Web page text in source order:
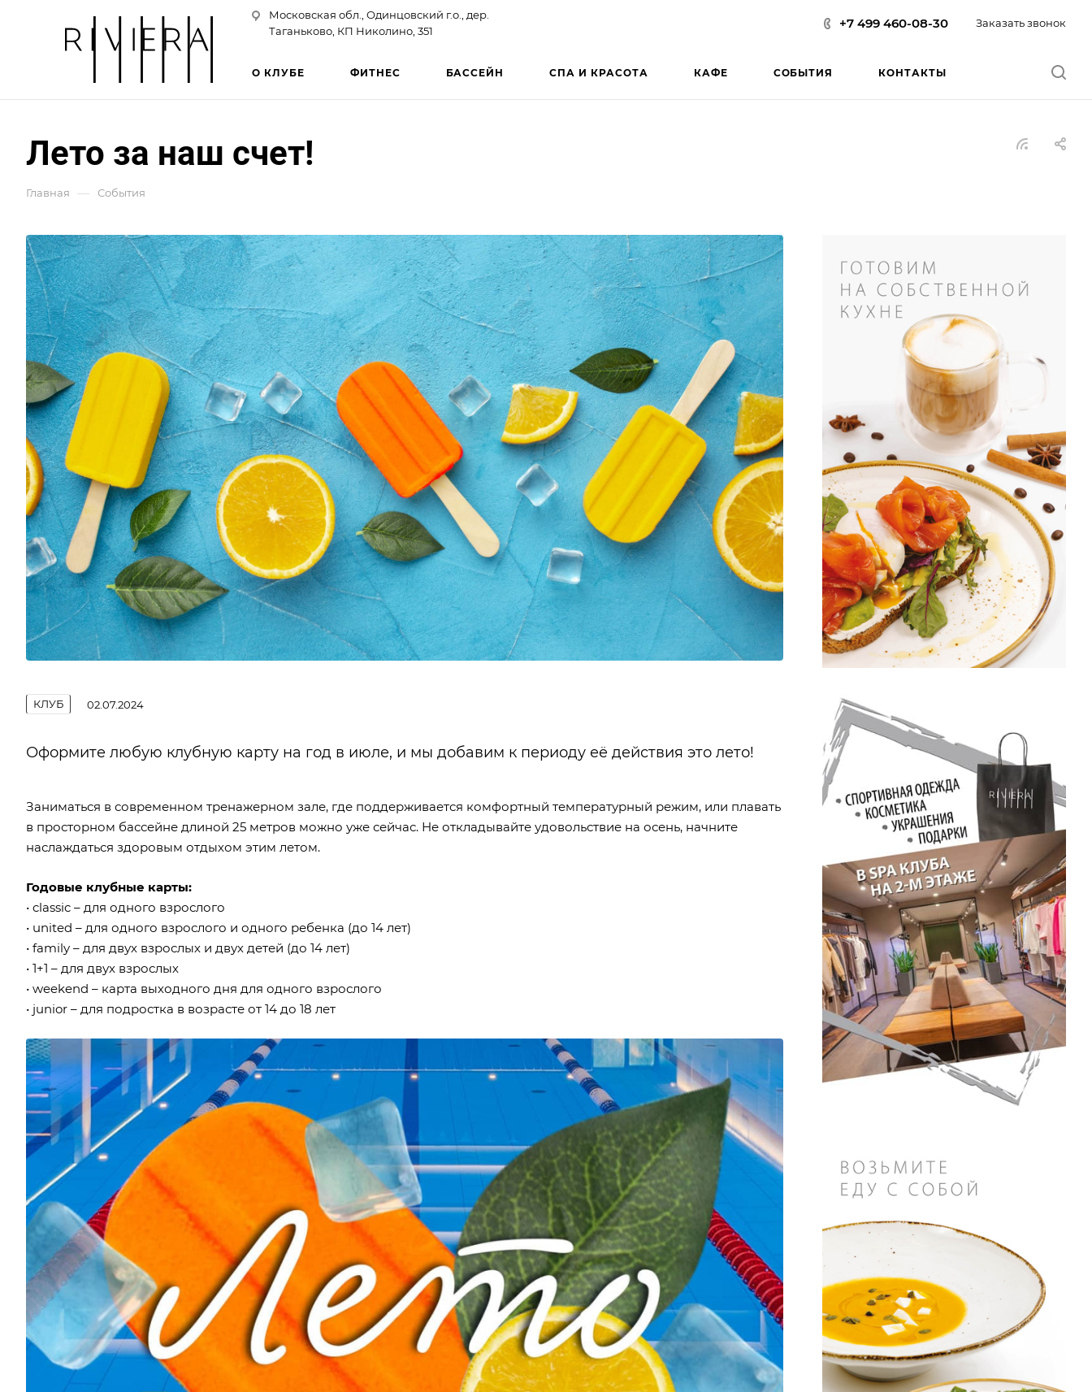
Московская обл., Одинцовский г.о., дер.
Таганьково, КП Николино, 351
+7 499 460-08-30 Заказать звонок
О КЛУБЕ ФИТНЕС БАССЕЙН СПА И КРАСОТА КАФЕ СОБЫТИЯ КОНТАКТЫ
Лето за наш счет!
Главная — События
КЛУБ 02.07.2024
Оформите любую клубную карту на год в июле, и мы добавим к периоду её действия это лето!
Заниматься в современном тренажерном зале, где поддерживается комфортный температурный режим, или плавать
в просторном бассейне длиной 25 метров можно уже сейчас. Не откладывайте удовольствие на осень, начните
наслаждаться здоровым отдыхом этим летом.
Годовые клубные карты:
• classic – для одного взрослого
• united – для одного взрослого и одного ребенка (до 14 лет)
• family – для двух взрослых и двух детей (до 14 лет)
• 1+1 – для двух взрослых
• weekend – карта выходного дня для одного взрослого
• junior – для подростка в возрасте от 14 до 18 лет